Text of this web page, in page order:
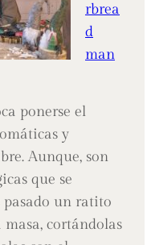
rbrea
d
man
ponerse el
y
Aunque, son
que se
pasado un ratito
cortándolas